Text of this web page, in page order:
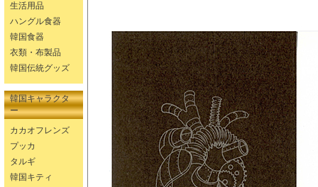
生活用品
ハングル食器
韓国食器
衣類・布製品
韓国伝統グッズ
韓国キャラクタ
ー
カカオフレンズ
プッカ
タルギ
韓国キティ